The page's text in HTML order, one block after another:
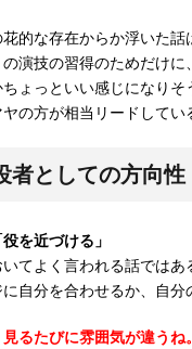
的な存在からか浮いた話
の演技の習得のためだけ
ょっといい感じになりそ
の方が相当リードしてい
者としての方向性
を近づける」
てよく言われる話ではあ
自分を合わせるか、自分
見るたびに雰囲気が違うね